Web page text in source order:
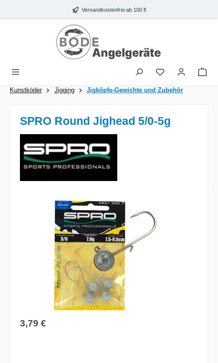
Zum Hauptinhalt springen Versandkostenfrei ab 100 €
Kunstköder Jigging Jigköpfe-Gewichte und Zubehör
SPRO Round Jighead 5/0-5g
Bildergalerie überspringen
Regulärer Preis:
3,79 €